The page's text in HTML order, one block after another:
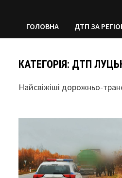
ГОЛОВНА ДТП ЗА
КАТЕГОРІЯ: ДТП
Найсвіжіші дорожньо-